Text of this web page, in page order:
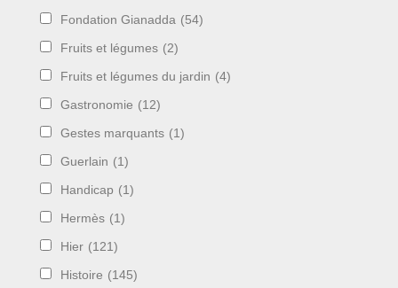
Fondation Gianadda (54)
Fruits et légumes (2)
Fruits et légumes du jardin (4)
Gastronomie (12)
Gestes marquants (1)
Guerlain (1)
Handicap (1)
Hermès (1)
Hier (121)
Histoire (145)